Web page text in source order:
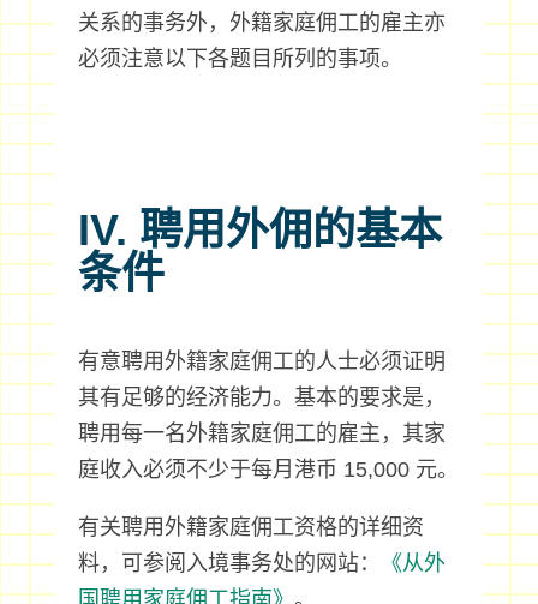
关系的事务外，外籍家庭佣工的雇主亦
必须注意以下各题目所列的事项。
IV. 聘用外佣的基本
条件
有意聘用外籍家庭佣工的人士必须证明
其有足够的经济能力。基本的要求是，
聘用每一名外籍家庭佣工的雇主，其家
庭收入必须不少于每月港币 15,000 元。
有关聘用外籍家庭佣工资格的详细资
料，可参阅入境事务处的网站：
《从外
国聘用家庭佣工指南》 。